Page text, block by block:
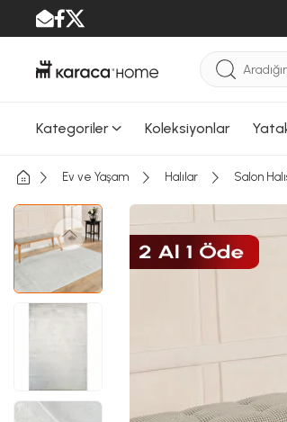
Kategoriler Koleksiyonlar
Ev ve Yaşam Halılar Salon